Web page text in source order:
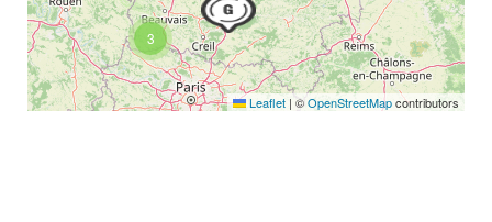
3
Leaflet | ©OpenStreetMapcontributors